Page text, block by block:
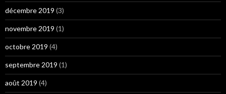
décembre 2019 (3)
novembre 2019 (1)
octobre 2019 (4)
septembre 2019 (1)
août 2019 (4)